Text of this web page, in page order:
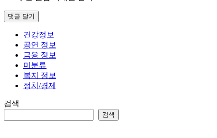
건강정보
공연 정보
금융 정보
미분류
복지 정보
정치/경제
검색
검색